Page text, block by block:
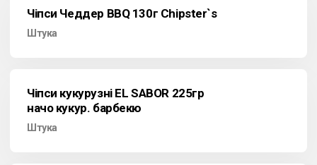
Чіпси Чеддер BBQ 130г Chipster`s
Штука
Чіпси кукурузні EL SABOR 225гр
начо кукур. барбекю
Штука